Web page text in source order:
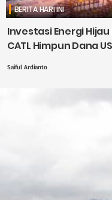
BERITA HARI INI
Investasi Energi
CATL Himpun Dana
Saiful Ardianto